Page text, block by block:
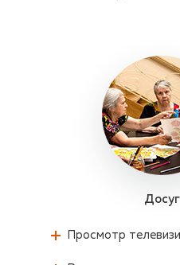
Досуг
Просмотр